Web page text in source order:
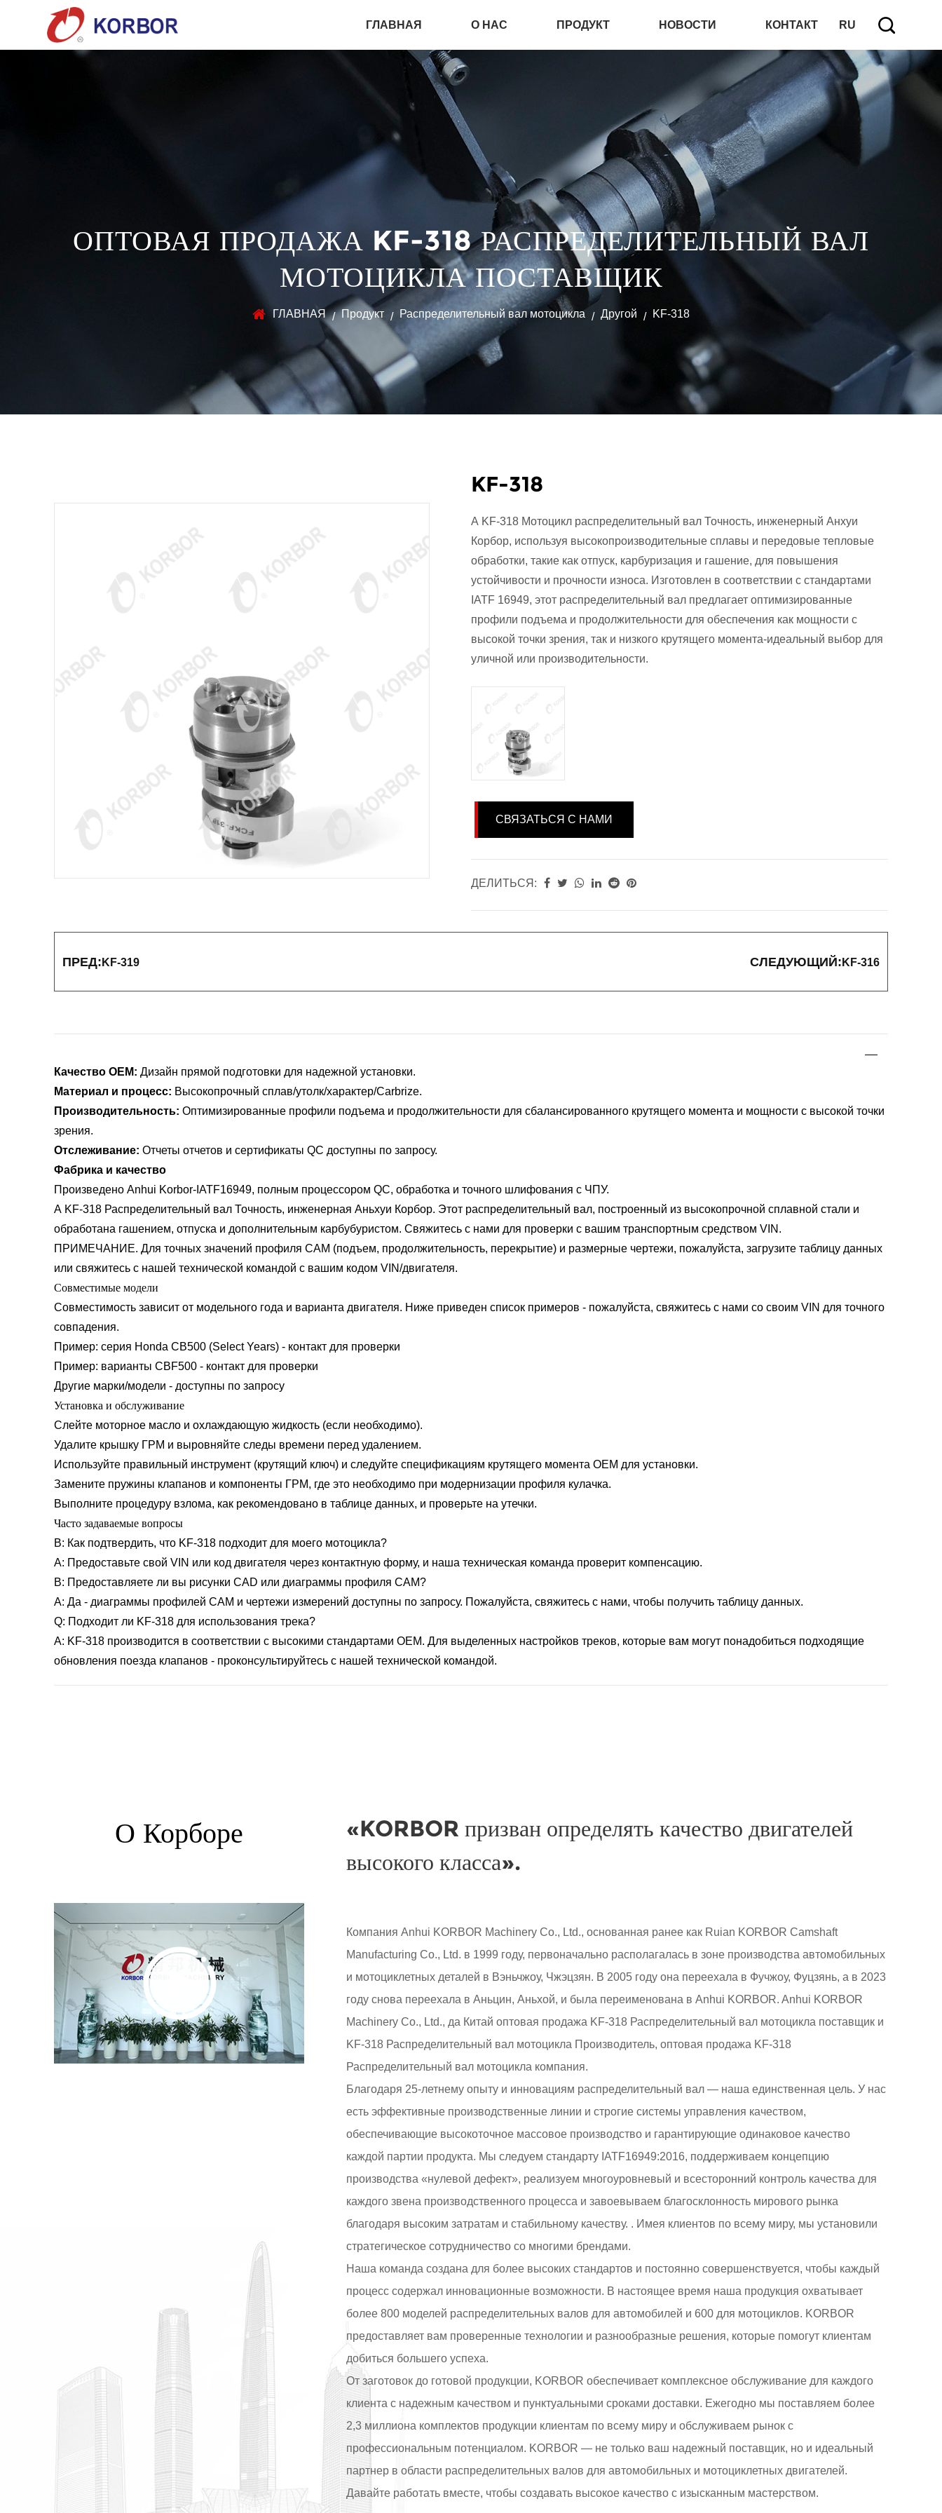
ГЛАВНАЯ О НАС ПРОДУКТ НОВОСТИ КОНТАКТ RU
ОПТОВАЯ ПРОДАЖА KF-318 РАСПРЕДЕЛИТЕЛЬНЫЙ ВАЛ
МОТОЦИКЛА ПОСТАВЩИК
ГЛАВНАЯ / Продукт / Распределительный вал мотоцикла / Другой / KF-318
KF-318
А KF-318 Мотоцикл распределительный вал Точность, инженерный Анхуи
Корбор, используя высокопроизводительные сплавы и передовые тепловые
обработки, такие как отпуск, карбуризация и гашение, для повышения
устойчивости и прочности износа. Изготовлен в соответствии с стандартами
IATF 16949, этот распределительный вал предлагает оптимизированные
профили подъема и продолжительности для обеспечения как мощности с
высокой точки зрения, так и низкого крутящего момента-идеальный выбор для
уличной или производительности.
СВЯЗАТЬСЯ С НАМИ
ДЕЛИТЬСЯ:
ПРЕД: KF-319 СЛЕДУЮЩИЙ: KF-316
Качество OEM: Дизайн прямой подготовки для надежной установки.
Материал и процесс: Высокопрочный сплав/утолк/характер/Carbrize.
Производительность: Оптимизированные профили подъема и продолжительности для сбалансированного крутящего момента и мощности с высокой точки
зрения.
Отслеживание: Отчеты отчетов и сертификаты QC доступны по запросу.
Фабрика и качество
Произведено Anhui Korbor-IATF16949, полным процессором QC, обработка и точного шлифования с ЧПУ.
А KF-318 Распределительный вал Точность, инженерная Аньхуи Корбор. Этот распределительный вал, построенный из высокопрочной сплавной стали и
обработана гашением, отпуска и дополнительным карбубуристом. Свяжитесь с нами для проверки с вашим транспортным средством VIN.
ПРИМЕЧАНИЕ. Для точных значений профиля CAM (подъем, продолжительность, перекрытие) и размерные чертежи, пожалуйста, загрузите таблицу данных
или свяжитесь с нашей технической командой с вашим кодом VIN/двигателя.
Совместимые модели
Совместимость зависит от модельного года и варианта двигателя. Ниже приведен список примеров - пожалуйста, свяжитесь с нами со своим VIN для точного
совпадения.
Пример: серия Honda CB500 (Select Years) - контакт для проверки
Пример: варианты CBF500 - контакт для проверки
Другие марки/модели - доступны по запросу
Установка и обслуживание
Слейте моторное масло и охлаждающую жидкость (если необходимо).
Удалите крышку ГРМ и выровняйте следы времени перед удалением.
Используйте правильный инструмент (крутящий ключ) и следуйте спецификациям крутящего момента OEM для установки.
Замените пружины клапанов и компоненты ГРМ, где это необходимо при модернизации профиля кулачка.
Выполните процедуру взлома, как рекомендовано в таблице данных, и проверьте на утечки.
Часто задаваемые вопросы
В: Как подтвердить, что KF-318 подходит для моего мотоцикла?
A: Предоставьте свой VIN или код двигателя через контактную форму, и наша техническая команда проверит компенсацию.
В: Предоставляете ли вы рисунки CAD или диаграммы профиля CAM?
A: Да - диаграммы профилей CAM и чертежи измерений доступны по запросу. Пожалуйста, свяжитесь с нами, чтобы получить таблицу данных.
Q: Подходит ли KF-318 для использования трека?
A: KF-318 производится в соответствии с высокими стандартами OEM. Для выделенных настройков треков, которые вам могут понадобиться подходящие
обновления поезда клапанов - проконсультируйтесь с нашей технической командой.
О Корборе
«KORBOR призван определять качество двигателей
высокого класса».
Компания Anhui KORBOR Machinery Co., Ltd., основанная ранее как Ruian KORBOR Camshaft
Manufacturing Co., Ltd. в 1999 году, первоначально располагалась в зоне производства автомобильных
и мотоциклетных деталей в Вэньчжоу, Чжэцзян. В 2005 году она переехала в Фучжоу, Фуцзянь, а в 2023
году снова переехала в Аньцин, Аньхой, и была переименована в Anhui KORBOR. Anhui KORBOR
Machinery Co., Ltd., да Китай оптовая продажа KF-318 Распределительный вал мотоцикла поставщики
KF-318 Распределительный вал мотоцикла Производитель, оптовая продажа KF-318
Распределительный вал мотоцикла компания.
Благодаря 25-летнему опыту и инновациям распределительный вал — наша единственная цель. У нас
есть эффективные производственные линии и строгие системы управления качеством,
обеспечивающие высокоточное массовое производство и гарантирующие одинаковое качество
каждой партии продукта. Мы следуем стандарту IATF16949:2016, поддерживаем концепцию
производства «нулевой дефект», реализуем многоуровневый и всесторонний контроль качества для
каждого звена производственного процесса и завоевываем благосклонность мирового рынка
благодаря высоким затратам и стабильному качеству. . Имея клиентов по всему миру, мы установили
стратегическое сотрудничество со многими брендами.
Наша команда создана для более высоких стандартов и постоянно совершенствуется, чтобы каждый
процесс содержал инновационные возможности. В настоящее время наша продукция охватывает
более 800 моделей распределительных валов для автомобилей и 600 для мотоциклов. KORBOR
предоставляет вам проверенные технологии и разнообразные решения, которые помогут клиентам
добиться большего успеха.
От заготовок до готовой продукции, KORBOR обеспечивает комплексное обслуживание для каждого
клиента с надежным качеством и пунктуальными сроками доставки. Ежегодно мы поставляем более
2,3 миллиона комплектов продукции клиентам по всему миру и обслуживаем рынок с
профессиональным потенциалом. KORBOR — не только ваш надежный поставщик, но и идеальный
партнер в области распределительных валов для автомобильных и мотоциклетных двигателей.
Давайте работать вместе, чтобы создавать высокое качество с изысканным мастерством.